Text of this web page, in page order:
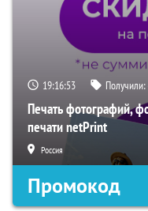
19:16:51 Получили:
Печать фотографий,
печати netPrint
Россия
Промокод